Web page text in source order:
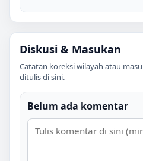
Diskusi & Masukan
Catatan koreksi wilayah atau
ditulis di sini.
Belum ada komentar